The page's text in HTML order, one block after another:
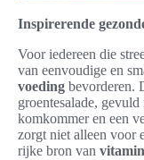
Inspirerende
Voor iedereen die
van eenvoudige en
voeding bevorderen.
groentesalade,
komkommer en een
zorgt niet alleen voor
rijke bron van